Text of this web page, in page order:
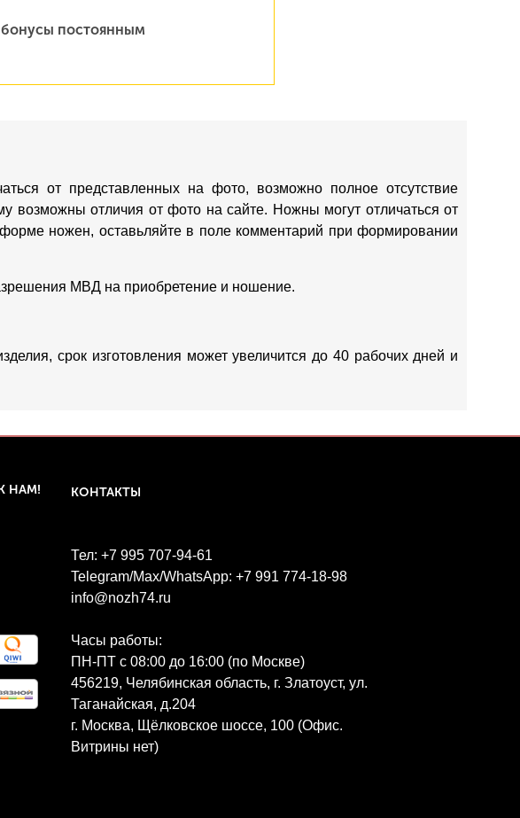
постоянным
от представленных на фото, возможно полное отсутствие
возможны отличия от фото на сайте. Ножны могут отличаться от
ножен, оставьляйте в поле комментарий при формировании
МВД на приобретение и ношение.
срок изготовления может увеличится до 40 рабочих дней и
НАМ! КОНТАКТЫ
Тел: +7 995 707-94-61
Telegram/Max/WhatsApp: +7 991 774-18-98
info@nozh74.ru
Часы работы:
ПН-ПТ с 08:00 до 16:00 (по Москве)
456219, Челябинская область, г. Златоуст, ул.
Таганайская, д.204
г. Москва, Щёлковское шоссе, 100 (Офис.
Витрины нет)